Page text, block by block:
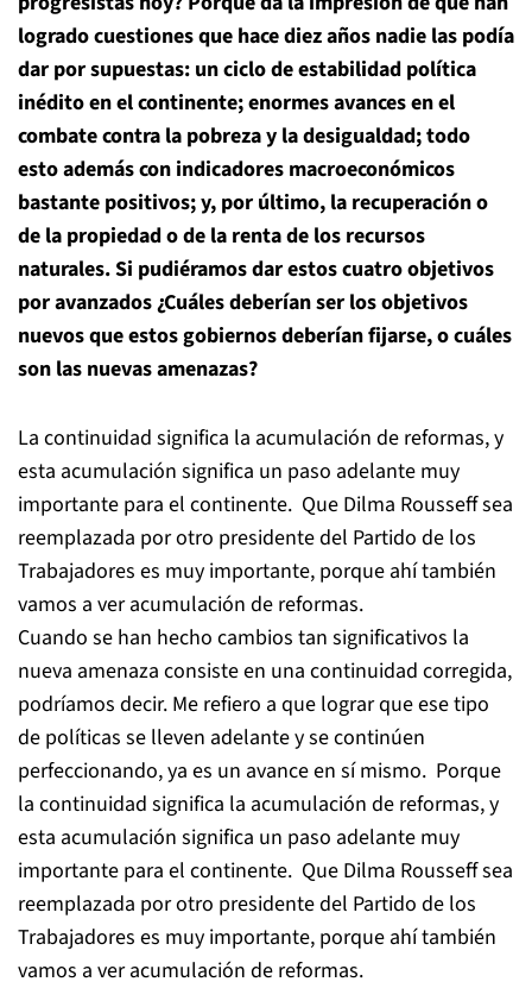
logrado cuestiones que hace diez años nadie las podía
dar por supuestas: un ciclo de estabilidad política
inédito en el continente; enormes avances en el
combate contra la pobreza y la desigualdad; todo
esto además con indicadores macroeconómicos
bastante positivos; y, por último, la recuperación o
de la propiedad o de la renta de los recursos
naturales. Si pudiéramos dar estos cuatro objetivos
por avanzados ¿Cuáles deberían ser los objetivos
nuevos que estos gobiernos deberían fijarse, o cuáles
son las nuevas amenazas?
La continuidad significa la acumulación de reformas, y
esta acumulación significa un paso adelante muy
importante para el continente. Que Dilma Rousseff sea
reemplazada por otro presidente del Partido de los
Trabajadores es muy importante, porque ahí también
vamos a ver acumulación de reformas.
Cuando se han hecho cambios tan significativos la
nueva amenaza consiste en una continuidad corregida,
podríamos decir. Me refiero a que lograr que ese tipo
de políticas se lleven adelante y se continúen
perfeccionando, ya es un avance en sí mismo. Porque
la continuidad significa la acumulación de reformas, y
esta acumulación significa un paso adelante muy
importante para el continente. Que Dilma Rousseff sea
reemplazada por otro presidente del Partido de los
Trabajadores es muy importante, porque ahí también
vamos a ver acumulación de reformas.